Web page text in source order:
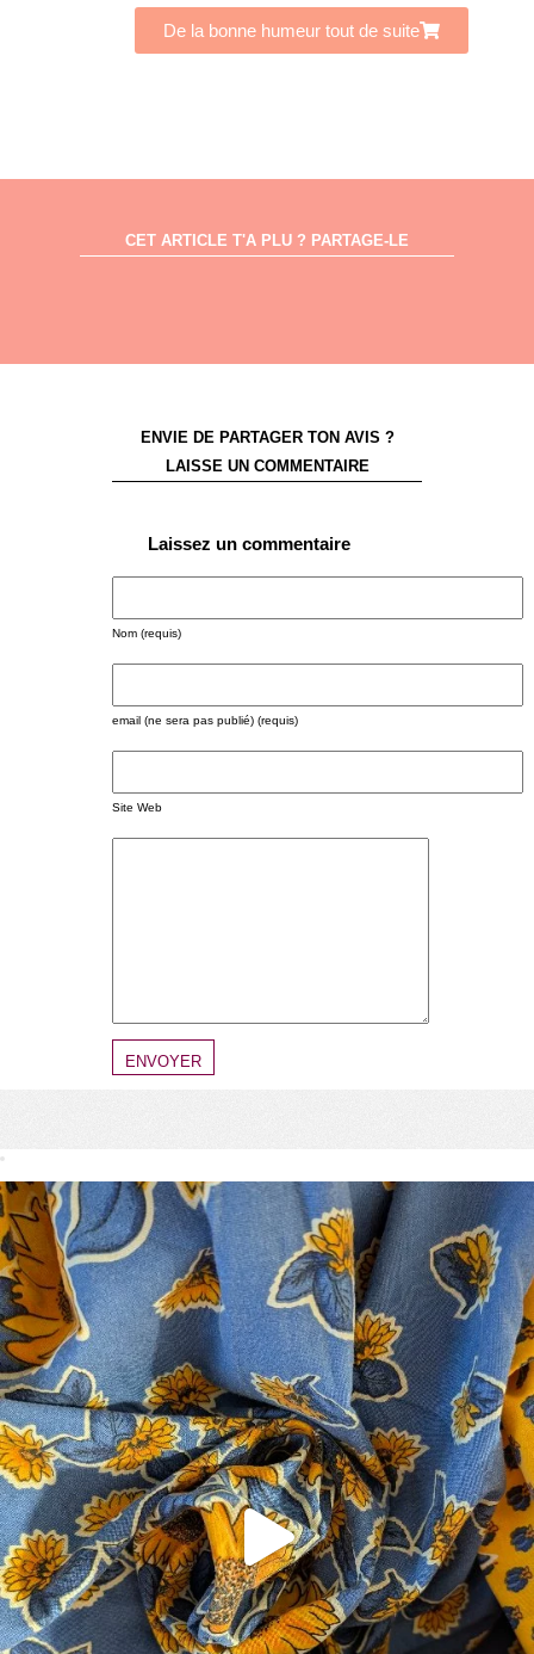
De la bonne humeur tout de suite
CET ARTICLE T'A PLU ? PARTAGE-LE
ENVIE DE PARTAGER TON AVIS ?
LAISSE UN COMMENTAIRE
Laissez un commentaire
Nom (requis)
email (ne sera pas publié) (requis)
Site Web